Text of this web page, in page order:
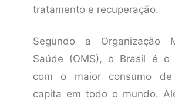
tratamento e recuperação.
Segundo a Organização
Saúde (OMS), o Brasil é o
com o maior consumo
capita em todo o mundo.